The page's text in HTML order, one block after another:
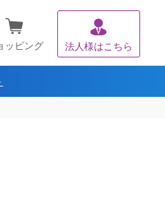
ッピング 法人様はこちら